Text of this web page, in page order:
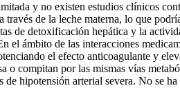
y no existen estudios clínicos
de la leche materna, lo que
de detoxificación hepática y la
ámbito de las interacciones
el efecto anticoagulante y
compitan por las mismas vías
hipotensión arterial severa. No se